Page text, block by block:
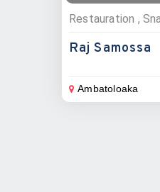
Raj Samossa
Ambatoloaka